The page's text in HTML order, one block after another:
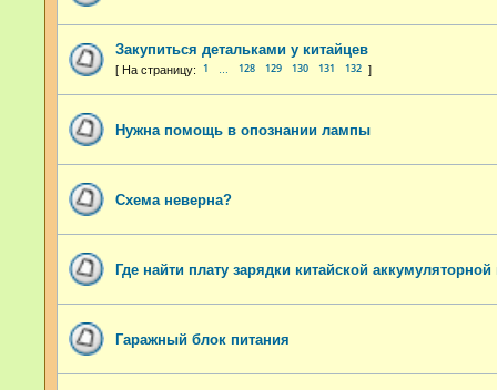
Закупиться детальками у китайцев
1 128 129 130 131 132
Нужна помощь в опознании лампы
Схема неверна?
Где найти плату зарядки китайской
Гаражный блок питания